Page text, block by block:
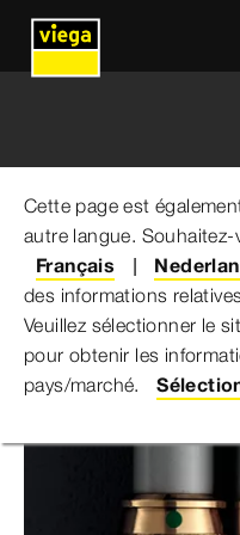
Cette page est
autre langue.
Français
des informations
Veuillez sélectionner le
pour obtenir les
pays/marché.
Viega Belgium ...
Calculateur
charge